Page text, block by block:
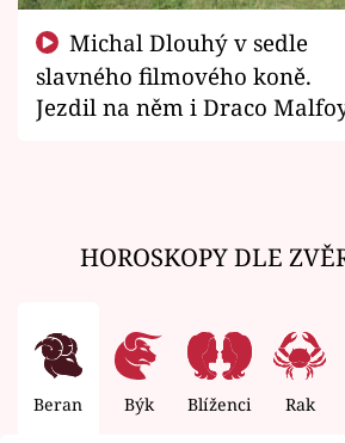
slavného filmového koně.
Jezdil na něm i Draco
HOROSKOPY DLE
Beran Býk Blíženci Rak